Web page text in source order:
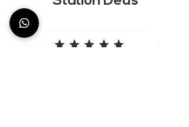
η μέση βαθμολογία είναι 5 από 5